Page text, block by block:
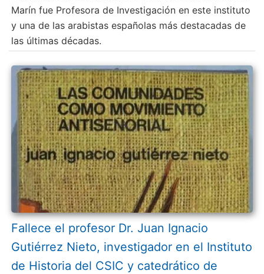
Marín fue Profesora de Investigación en este instituto
y una de las arabistas españolas más destacadas de
las últimas décadas.
Fallece el profesor Dr. Juan Ignacio
Gutiérrez Nieto, investigador en el Instituto
de Historia del CSIC y catedrático de